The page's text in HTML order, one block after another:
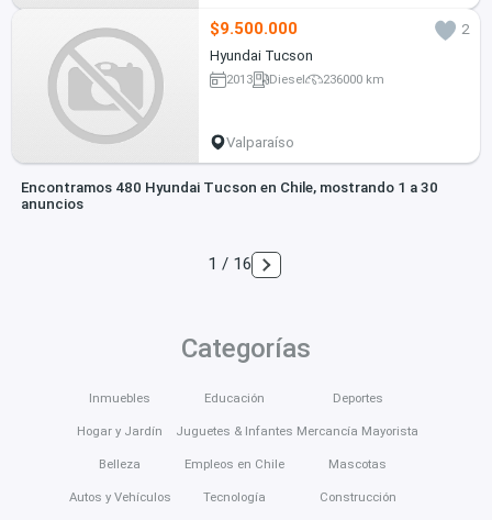
$9.500.000
2
Hyundai Tucson
2013 Diesel 236000 km
Valparaíso
Encontramos 480 Hyundai Tucson en Chile, mostrando 1 a 30
anuncios
1 / 16
Categorías
Inmuebles
Hogar y Jardín
Belleza
Autos y Vehículos
Educación
Juguetes & Infantes
Empleos en Chile
Tecnología
Deportes
Mercancía Mayorista
Mascotas
Construcción